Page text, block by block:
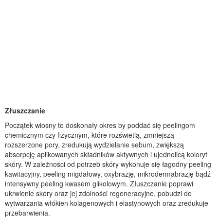
Złuszczanie
Początek wiosny to doskonały okres by poddać się peelingom
chemicznym czy fizycznym, które rozświetlą, zmniejszą
rozszerzone pory, zredukują wydzielanie sebum, zwiększą
absorpcję aplikowanych składników aktywnych i ujednolicą koloryt
skóry. W zależności od potrzeb skóry wykonuje się łagodny peeling
kawitacyjny, peeling migdałowy, oxybrazję, mikrodermabrazję bądź
intensywny peeling kwasem glikolowym. Złuszczanie poprawi
ukrwienie skóry oraz jej zdolności regeneracyjne, pobudzi do
wytwarzania włókien kolagenowych i elastynowych oraz zredukuje
przebarwienia.